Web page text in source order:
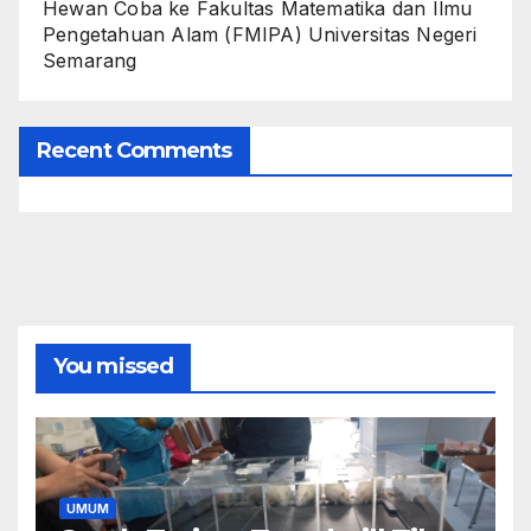
Hewan Coba ke Fakultas Matematika dan Ilmu
Pengetahuan Alam (FMIPA) Universitas Negeri
Semarang
Recent Comments
You missed
UMUM